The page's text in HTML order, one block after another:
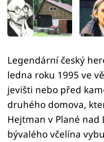
Legendární český
ledna roku 1995 ve
jevišti nebo před
druhého domova,
Hejtman v Plané nad
bývalého včelína